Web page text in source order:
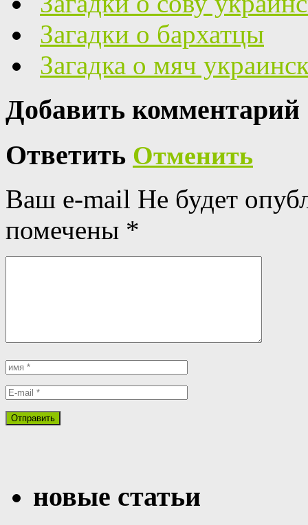
Загадки о бархатцы
Загадка о мяч
Добавить комментарий
Ответить Отменить
Ваш e-mail Не будет
помечены *
новые статьи